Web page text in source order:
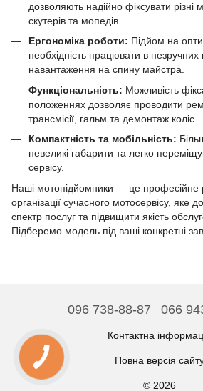
дозволяють надійно фіксувати різні
скутерів та мопедів.
Ергономіка роботи: Підйом на
необхідність працювати в
навантаження на спину майстра.
Функціональність: Можливість
положеннях дозволяє проводити
трансмісії, гальм та демонтаж коліс.
Компактність та мобільність:
невеликі габарити та легко
сервісу.
Наші мотопідйомники — це професійне
організації сучасного мотосервісу, яке
спектр послуг та підвищити якість
Підберемо модель під ваші конкретні
096 738-88-87 066
Контактна
Повна версія
© 2026